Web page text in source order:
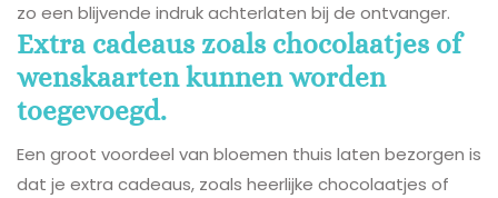
zo een blijvende indruk achterlaten bij de ontvanger.
Extra cadeaus zoals chocolaatjes of
wenskaarten kunnen worden
toegevoegd.
Een groot voordeel van bloemen thuis laten bezorgen is
dat je extra cadeaus, zoals heerlijke chocolaatjes of